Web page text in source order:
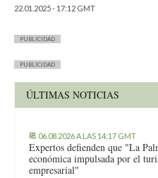
22.01.2025 - 17:12 GMT
PUBLICIDAD
PUBLICIDAD
ÚLTIMAS NOTICIAS
06.08.2026 A LAS 14:17 GMT
Expertos defienden que "La
económica impulsada por el
empresarial"